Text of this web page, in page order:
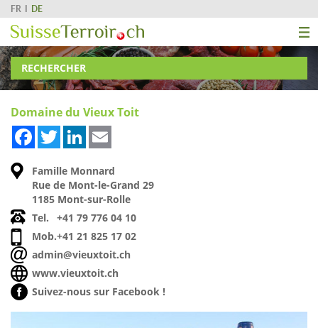
FR DE
RECHERCHER
Domaine du Vieux Toit
FacebookTwitterLinkedIn
Famille Monnard
Rue de Mont-le-Grand 29
1185 Mont-sur-Rolle
Tel.
+41 79 776 04 10
Mob.+41 21 825 17 02
admin@vieuxtoit.ch
www.vieuxtoit.ch
Suivez-nous sur Facebook !